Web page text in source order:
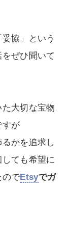
協」という
ぜひ聞いて
大切な宝物
すが
かを追求し
ても希望に
のでEtsyでガ